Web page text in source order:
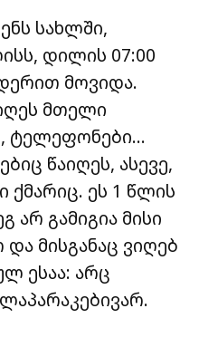
სახლში,
დილის 07:00
მოვიდა.
მთელი
ტელეფონები…
წაიღეს, ასევე,
ქმარიც. ეს 1 წლის
არ გამიგია მისი
მისგანაც ვიღებ
ესაა: არც